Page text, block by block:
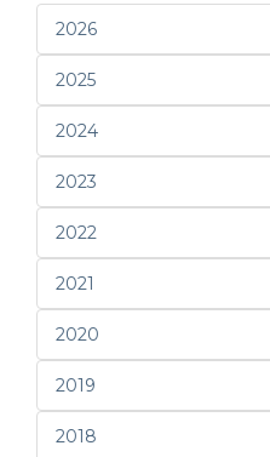
2026
2025
2024
2023
2022
2021
2020
2019
2018